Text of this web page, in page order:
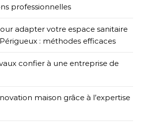
professionnelles
adapter votre espace sanitaire
: méthodes efficaces
confier à une entreprise de
maison grâce à l’expertise